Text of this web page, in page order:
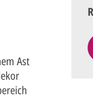
Ast